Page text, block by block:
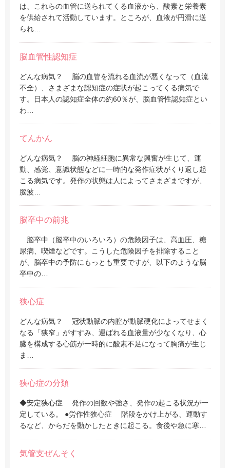
は、これらの血管に送られてくる血液から、酸素と栄養素
を供給されて活動しています。ところが、血液が円滑に送
られ…
脳血管性認知症
どんな病気？ 脳の血管を流れる血流が悪くなって（血流
不全）、さまざまな認知症の症状が起こってくる病気で
す。日本人の認知症全体の約60％が、脳血管性認知症とい
わ…
てんかん
どんな病気？ 脳の神経細胞に異常な興奮が生じて、運
動、感覚、意識状態などに一時的な発作症状がくり返し起
こる病気です。発作の状態は人によってさまざまですが、
脳波…
脳卒中の前兆
脳卒中（脳卒中のいろいろ）の危険因子は、高血圧、糖
尿病、喫煙などです。こうした危険因子を排除すること
が、脳卒中の予防にもっとも重要ですが、以下のような脳
卒中の…
狭心症
どんな病気？ 冠状動脈の内腔が動脈硬化によってせまく
なる「狭窄」がすすみ、運ばれる血液量が少なくなり、心
臓を構成する心筋が一時的に酸素不足になって胸痛が生じ
ま…
狭心症の分類
◆安定狭心症 発作の回数や強さ、発作の起こる状況が一
定している。 ●労作性狭心症 階段をかけ上がる、運動す
るなど、からだを動かしたときに起こる。食後や急に寒…
気管支ぜんそく